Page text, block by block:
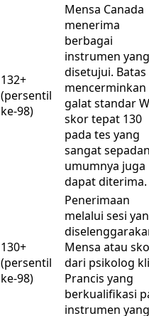
132+
(persentil
ke-98)
Mensa Canada
menerima
berbagai
instrumen yang
disetujui. Batas
mencerminkan
galat standar
skor tepat 130
pada tes yang
sangat
umumnya juga
dapat diterima.
130+
(persentil
ke-98)
Penerimaan
melalui sesi
Mensa atau
dari psikolog
Prancis yang
berkualifikasi
instrumen yang